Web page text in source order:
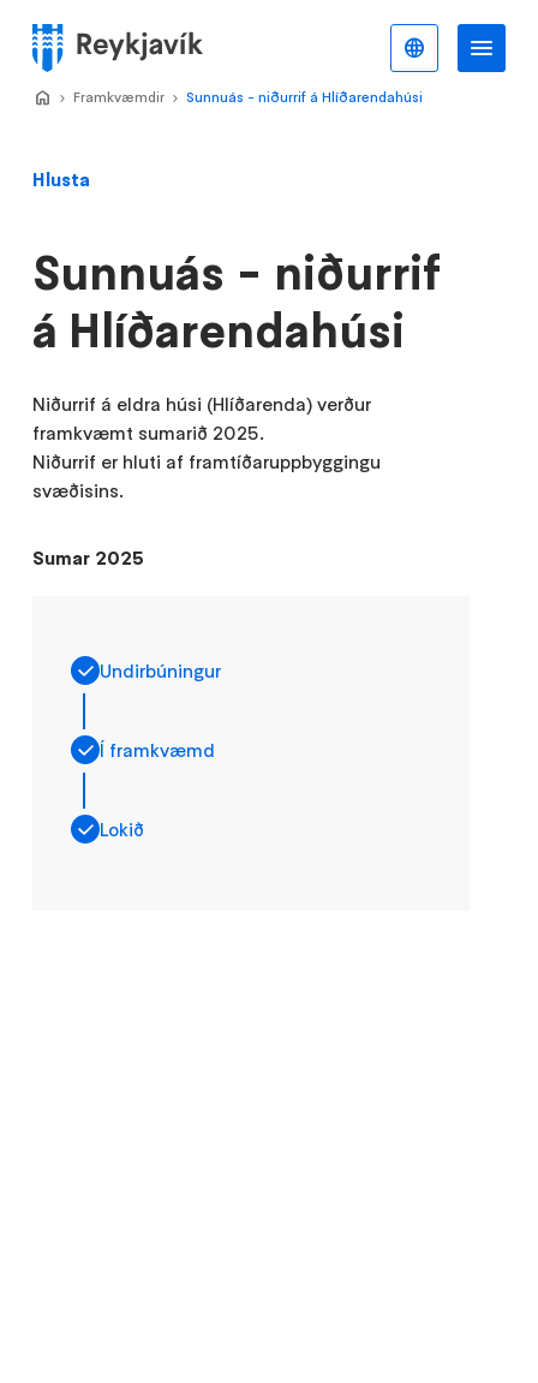
meginefni
Valmynd
Hlusta
Sunnuás - niðurrif
á Hlíðarendahúsi
Niðurrif á eldra húsi (Hlíðarenda) verður
framkvæmt sumarið 2025.
Niðurrif er hluti af framtíðaruppbyggingu
svæðisins.
Sumar 2025
Undirbúningur
Í framkvæmd
Lokið
Home
>
Framkvæmdir >
Sunnuás - niðurrif á Hlíðarendahúsi
Íslenska